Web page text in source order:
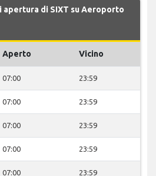
apertura di SIXT su Aeroporto
Aperto Vicino
07:00 23:59
07:00 23:59
07:00 23:59
07:00 23:59
07:00 23:59